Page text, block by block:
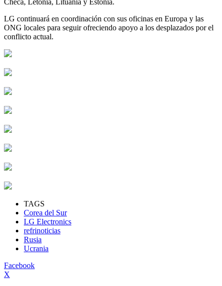
LG continuará en coordinación con sus oficinas en Europa y las
ONG locales para seguir ofreciendo apoyo a los desplazados por el
conflicto actual.
TAGS
Corea del Sur
LG Electronics
refrinoticias
Rusia
Ucrania
Facebook
X